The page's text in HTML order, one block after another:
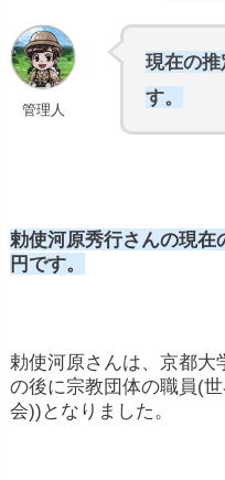
管理人
現在の
す。
勅使河原秀行さんの現在
円です。
勅使河原さんは、京都大
の後に宗教団体の職員(
会))となりました。